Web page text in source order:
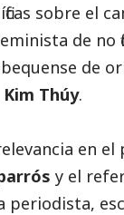
sobre el
de no
de
Kim Thúy.
en
y el
periodista,